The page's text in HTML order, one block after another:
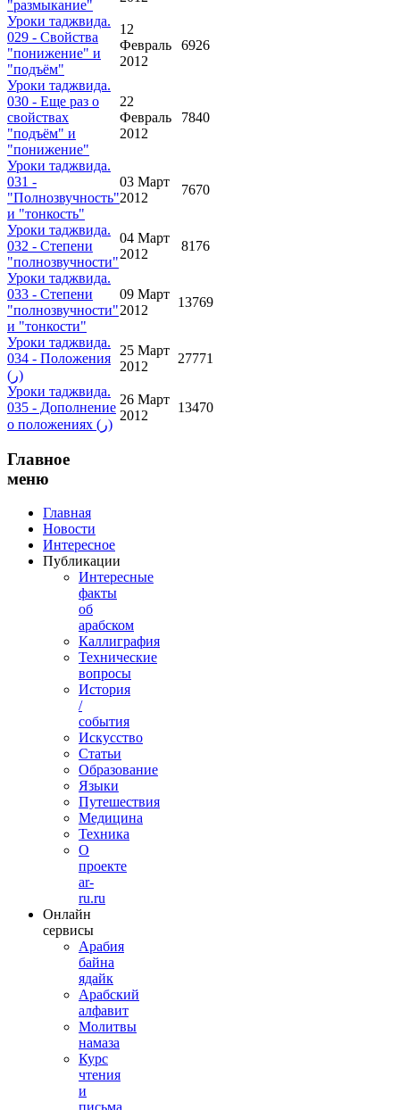
"размыкание"
Уроки таджвида.
029 - Свойства
"понижение" и
"подъём"
12
Февраль
2012
6926
Уроки таджвида.
030 - Еще раз о
свойствах
"подъём" и
"понижение"
22
Февраль
2012
7840
Уроки таджвида.
031 -
"Полнозвучность"
и "тонкость"
03 Март
2012
7670
Уроки таджвида.
032 - Степени
"полнозвучности"
04 Март
2012
8176
Уроки таджвида.
033 - Степени
"полнозвучности"
и "тонкости"
09 Март
2012
13769
Уроки таджвида.
034 - Положения
(ر)
25 Март
2012
27771
Уроки таджвида.
035 - Дополнение
о положениях (ر)
26 Март
2012
13470
Главное
меню
Главная
Новости
Интересное
Публикации
Интересные
факты
об
арабском
Каллиграфия
Технические
вопросы
История
/
события
Искусство
Статьи
Образование
Языки
Путешествия
Медицина
Техника
О
проекте
ar-
ru.ru
Онлайн
сервисы
Арабия
байна
ядайк
Арабский
алфавит
Молитвы
намаза
Курс
чтения
и